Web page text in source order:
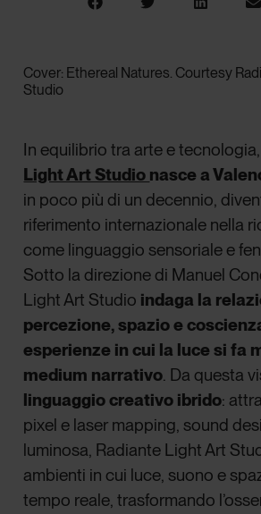
Cover: Ethereal Natures. Courtesy
Studio
In equilibrio tra arte e tecnologia,
Light Art Studio nasce a
in poco più di un decennio,
riferimento internazionale nella
come linguaggio sensoriale e
Sotto la direzione di Manuel
Light Art Studio indaga la
percezione, spazio e
esperienze in cui la luce si fa
medium narrativo. Da questa
linguaggio creativo ibrido:
pixel e laser mapping, sound
luminosa, Radiante Light Art
ambienti in cui luce, suono e
tempo reale, trasformando